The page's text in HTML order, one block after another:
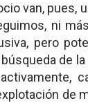
van, pues,
ni
pero
de
de